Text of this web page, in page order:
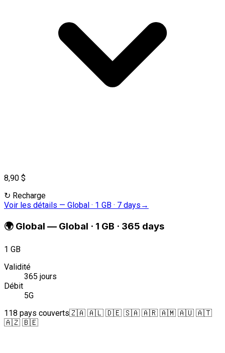
8,90 $
↻ Recharge
Voir les détails — Global · 1 GB · 7 days →
🌍 Global — Global · 1 GB · 365 days
1 GB
Validité
365 jours
Débit
5G
118 pays couverts🇿🇦 🇦🇱 🇩🇪 🇸🇦 🇦🇷 🇦🇲 🇦🇺 🇦🇹
🇦🇿 🇧🇪